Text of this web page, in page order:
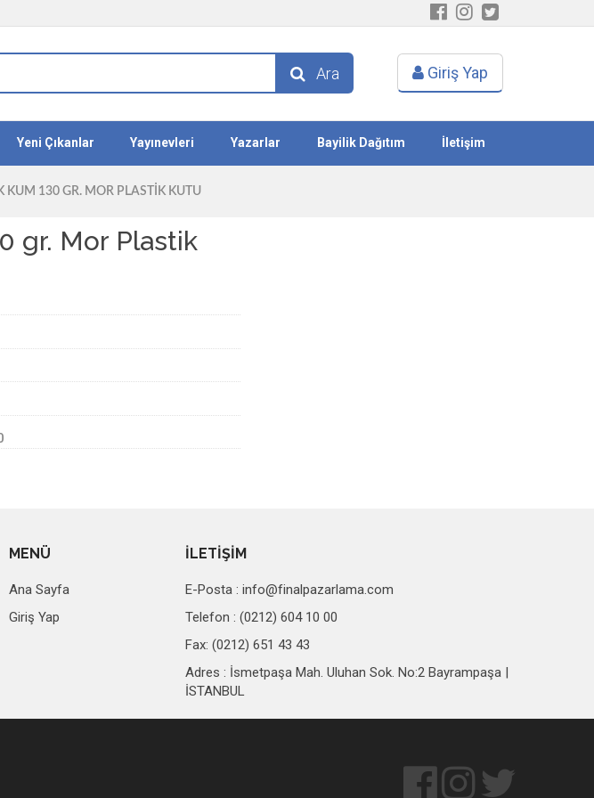
Ara Giriş Yap
Yeni Çıkanlar Yayınevleri Yazarlar Bayilik Dağıtım İletişim
KUM 130 GR. MOR PLASTIK KUTU
gr. Mor Plastik
MENÜ
Ana Sayfa
Giriş Yap
İLETİŞİM
E-Posta :info@finalpazarlama.com
Telefon : (0212) 604 10 00
Fax: (0212) 651 43 43
Adres : İsmetpaşa Mah. Uluhan Sok. No:2 Bayrampaşa |
İSTANBUL